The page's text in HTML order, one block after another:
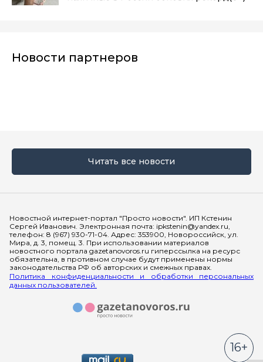
Новости партнеров
Читать все новости
Новостной интернет-портал "Просто новости". ИП Кстенин
Сергей Иванович. Электронная почта: ipkstenin@yandex.ru,
телефон: 8 (967) 930-71-04. Адрес: 353900, Новороссийск, ул.
Мира, д. 3, помещ. 3. При использовании материалов
новостного портала gazetanovoros.ru гиперссылка на ресурс
обязательна, в противном случае будут применены нормы
законодательства РФ об авторских и смежных правах.
Политика конфиденциальности и обработки персональных
данных пользователей.
16+